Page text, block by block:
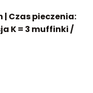
| Czas pieczenia:
K = 3 muffinki /